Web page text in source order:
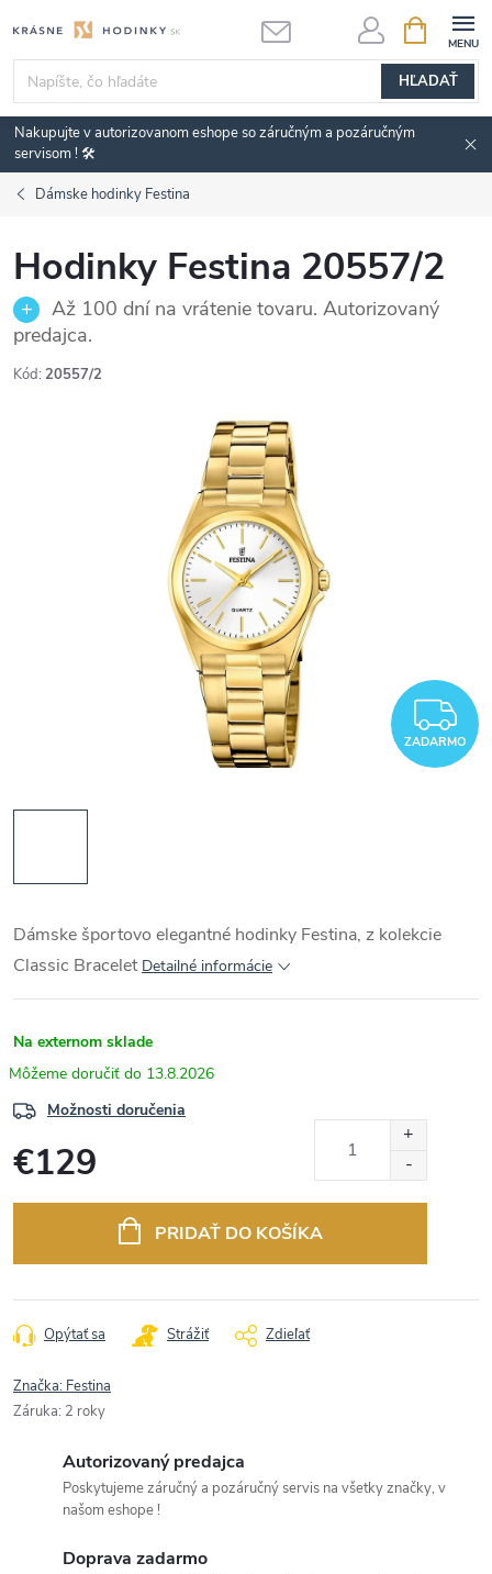
na
obsah
HĽADAŤ
KOŠÍK
Nakupujte v autorizovanom eshope so záručným a pozáručným
servisom ! 🛠️
Dámske hodinky Festina
Hodinky Festina 20557/2
Až 100 dní na vrátenie tovaru. Autorizovaný
predajca.
Kód: 20557/2
ZADARMO
Dámske športovo elegantné hodinky Festina, z kolekcie
Classic Bracelet Detailné informácie
Na externom sklade
13.8.2026
Možnosti doručenia
€129
PRIDAŤ DO KOŠÍKA
Opýtať sa Strážiť Zdieľať
Značka: Festina
Záruka: 2 roky
Autorizovaný predajca
Poskytujeme záručný a pozáručný servis na všetky značky, v
našom eshope !
Doprava zadarmo